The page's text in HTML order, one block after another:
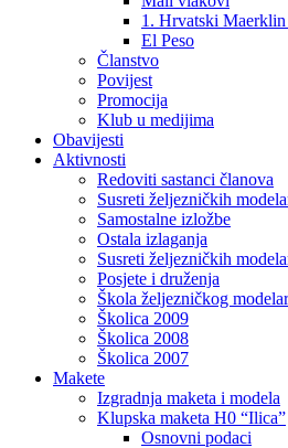
1. Hrvatski
El Peso
Članstvo
Povijest
Promocija
Klub u medijima
Obavijesti
Aktivnosti
Redoviti sastanci članova
Susreti željezničkih
Samostalne izložbe
Ostala izlaganja
Susreti željezničkih
Posjete i druženja
Škola željezničkog
Školica 2009
Školica 2008
Školica 2007
Makete
Izgradnja maketa i modela
Klupska maketa H0 “Ilica”
Osnovni podaci